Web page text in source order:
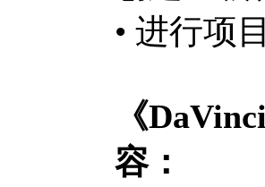
• 进行项
《
容：